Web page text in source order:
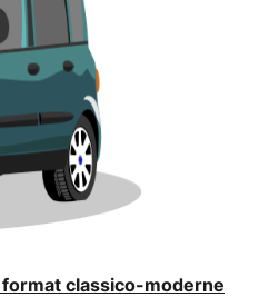
format classico-moderne